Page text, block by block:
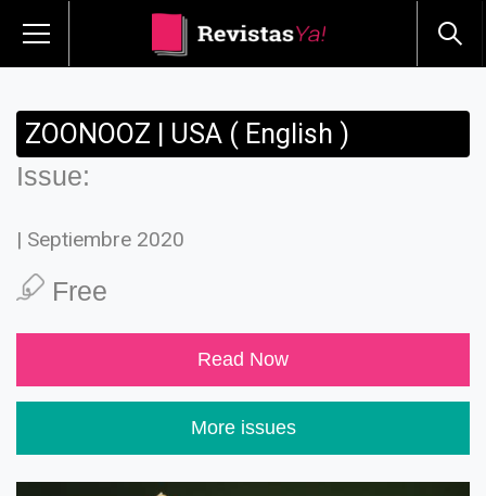
ZOONOOZ | USA ( English )
Issue:
| Septiembre 2020
Free
Read Now
More issues